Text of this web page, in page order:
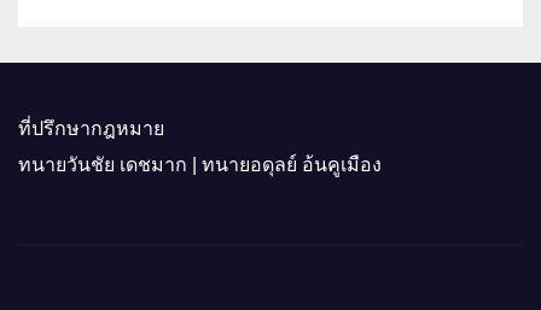
ที่ปรึกษากฎหมาย
ทนายวันชัย เดชมาก | ทนายอดุลย์ อ้นคูเมือง